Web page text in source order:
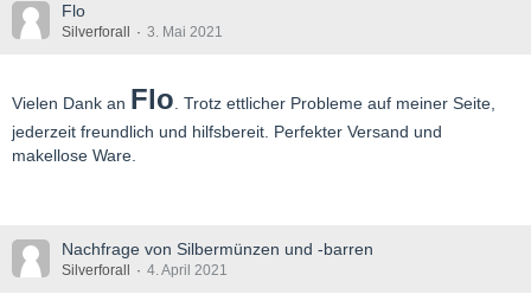
Flo
Silverforall 3. Mai 2021
Vielen Dank an Flo . Trotz ettlicher Probleme auf meiner Seite,
jederzeit freundlich und hilfsbereit. Perfekter Versand und
makellose Ware.
Nachfrage von Silbermünzen und -barren
Silverforall 4. April 2021